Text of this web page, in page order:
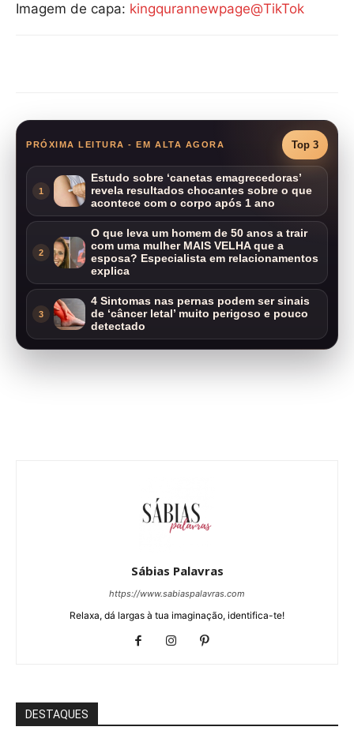
Imagem de capa: kingqurannewpage@TikTok
PRÓXIMA LEITURA - EM ALTA AGORA Top 3
1
Estudo sobre ‘canetas emagrecedoras’
revela resultados chocantes sobre o que
acontece com o corpo após 1 ano
2
O que leva um homem de 50 anos a trair
com uma mulher MAIS VELHA que a
esposa? Especialista em relacionamentos
explica
3
4 Sintomas nas pernas podem ser sinais
de ‘câncer letal’ muito perigoso e pouco
detectado
Sábias Palavras
https://www.sabiaspalavras.com
Relaxa, dá largas à tua imaginação, identifica-te!
DESTAQUES